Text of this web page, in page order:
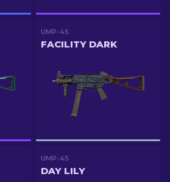
UMP-45
FACILITY DARK
UMP-45
DAY LILY